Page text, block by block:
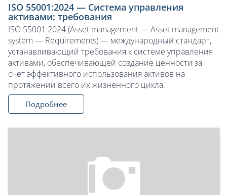
ISO 55001:2024 — Система управления
активами: требования
ISO 55001:2024 (Asset management — Asset management
system — Requirements) — международный стандарт,
устанавливающий требования к системе управления
активами, обеспечивающей создание ценности за
счет эффективного использования активов на
протяжении всего их жизненного цикла.
Подробнее